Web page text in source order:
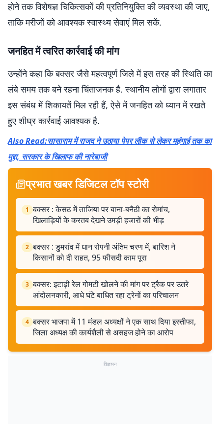
होने तक विशेषज्ञ चिकित्सकों की प्रतिनियुक्ति की व्यवस्था की जाए,
ताकि मरीजों को आवश्यक स्वास्थ्य सेवाएं मिल सकें.
जनहित में त्वरित कार्रवाई की मांग
उन्होंने कहा कि बक्सर जैसे महत्वपूर्ण जिले में इस तरह की स्थिति का
लंबे समय तक बने रहना चिंताजनक है. स्थानीय लोगों द्वारा लगातार
इस संबंध में शिकायतें मिल रही हैं, ऐसे में जनहित को ध्यान में रखते
हुए शीघ्र कार्रवाई आवश्यक है.
Also Read:सासाराम में राजद ने उठाया पेपर लीक से लेकर महंगाई तक का
मुद्दा, सरकार के खिलाफ की नारेबाजी
प्रभात खबर डिजिटल टॉप स्टोरी
1 बक्सर : केसठ में ताजिया पर बाना-बनैठी का रोमांच,
खिलाड़ियों के करतब देखने उमड़ी हजारों की भीड़
2 बक्सर : डुमरांव में धान रोपनी अंतिम चरण में, बारिश ने
किसानों को दी राहत, 95 फीसदी काम पूरा
3 बक्सर: इटाढ़ी रेल गोमटी खोलने की मांग पर ट्रैक पर उतरे
आंदोलनकारी, आधे घंटे बाधित रहा ट्रेनों का परिचालन
4 बक्सर भाजपा में 11 मंडल अध्यक्षों ने एक साथ दिया इस्तीफा,
जिला अध्यक्ष की कार्यशैली से असहज होने का आरोप
विज्ञापन